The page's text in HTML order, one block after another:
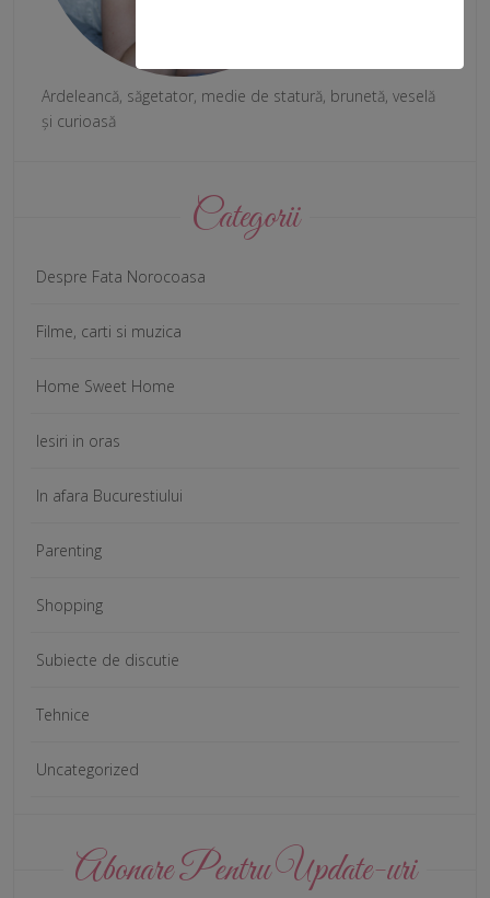
Ardeleancă, săgetator, medie de statură, brunetă, veselă
și curioasă
Categorii
Despre Fata Norocoasa
Filme, carti si muzica
Home Sweet Home
Iesiri in oras
In afara Bucurestiului
Parenting
Shopping
Subiecte de discutie
Tehnice
Uncategorized
Abonare Pentru Update-uri